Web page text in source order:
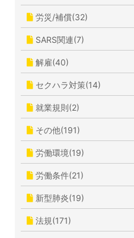
労災/補償(32)
SARS関連(7)
解雇(40)
セクハラ対策(14)
就業規則(2)
その他(191)
労働環境(19)
労働条件(21)
新型肺炎(19)
法規(171)